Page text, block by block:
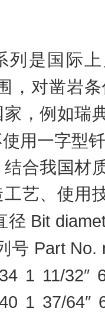
列是国际
，对凿岩
，例如瑞
用一字型钎
结合我国材
艺、使用
径 Bit
号 Part No.
1 11/32″
1 37/64″